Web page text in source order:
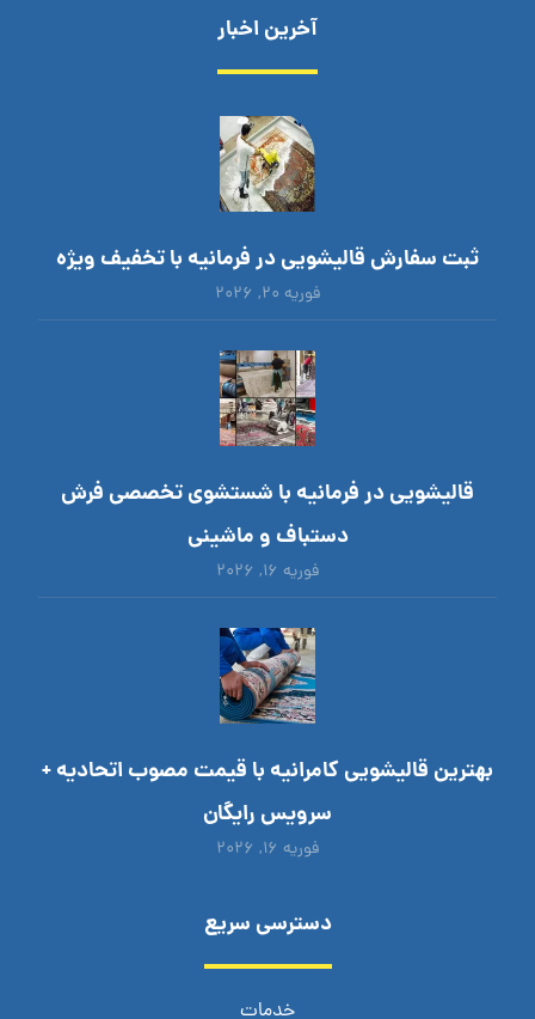
آخرین اخبار
ثبت سفارش قالیشویی در فرمانیه با تخفیف ویژه
فوریه ۲۰, ۲۰۲۶
قالیشویی در فرمانیه با شستشوی تخصصی فرش
دستباف و ماشینی
فوریه ۱۶, ۲۰۲۶
بهترین قالیشویی کامرانیه با قیمت مصوب اتحادیه +
سرویس رایگان
فوریه ۱۶, ۲۰۲۶
دسترسی سریع
خدمات